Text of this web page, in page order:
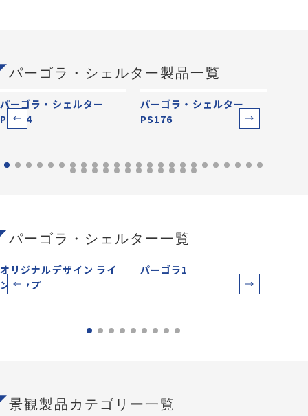
パーゴラ・シェルター製品一覧
パーゴラ・シェルター
PS174
パーゴラ・シェルター
PS176
パーゴラ・シェルター一覧
オリジナルデザイン ライ
ンアップ
パーゴラ1
景観製品カテゴリー一覧